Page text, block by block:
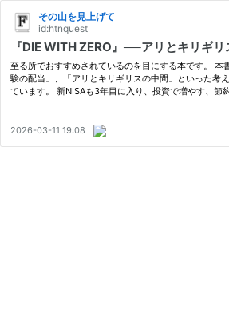
その山を見上げて
id:htnquest
『DIE WITH ZERO』──アリとキリギ
至る所でおすすめされているのを目にする本です。 本
験の配当」、「アリとキリギリスの中間」といった考
ています。 新NISAも3年目に入り、投資で増やす、節
い…
2026-03-11 19:08